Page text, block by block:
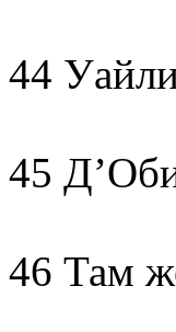
44
45
46 Там